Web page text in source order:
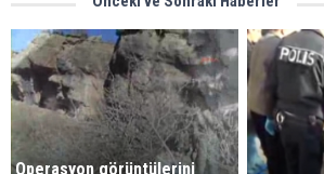
Operasyon görüntülerini